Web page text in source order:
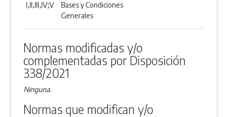
I,II,III,IV;V
Bases y Condiciones
Generales
Normas modificadas y/o
complementadas por Disposición
338/2021
Ninguna.
Normas que modifican y/o